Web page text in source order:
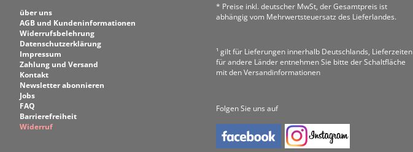
über uns
AGB und Kundeninformationen
Widerrufsbelehrung
Datenschutzerklärung
Impressum
Zahlung und Versand
Kontakt
Newsletter abonnieren
Jobs
FAQ
Barrierefreiheit
Widerruf
* Preise inkl. deutscher MwSt, der Gesamtpreis ist
abhängig vom Mehrwertsteuersatz des Lieferlandes.
¹ gilt für Lieferungen innerhalb Deutschlands, Lieferzeiten
für andere Länder entnehmen Sie bitte der Schaltfläche
mit den Versandinformationen
Folgen Sie uns auf